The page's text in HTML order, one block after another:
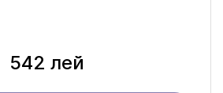
542 лей